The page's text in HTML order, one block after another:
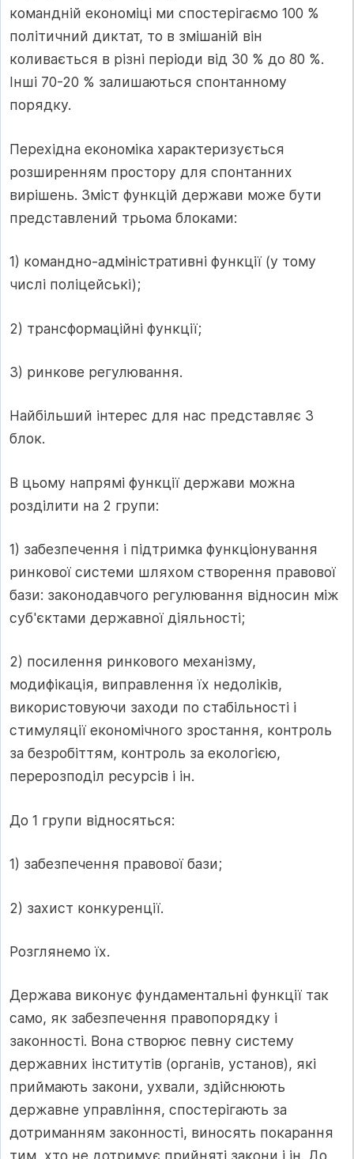
командній економіці ми спостерігаємо 100 %
політичний диктат, то в змішаній він
коливається в різні періоди від 30 % до 80 %.
Інші 70-20 % залишаються спонтанному
порядку.
Перехідна економіка характеризується
розширенням простору для спонтанних
вирішень. Зміст функцій держави може бути
представлений трьома блоками:
1) командно-адміністративні функції (у тому
числі поліцейські);
2) трансформаційні функції;
3) ринкове регулювання.
Найбільший інтерес для нас представляє 3
блок.
В цьому напрямі функції держави можна
розділити на 2 групи:
1) забезпечення і підтримка функціонування
ринкової системи шляхом створення правової
бази: законодавчого регулювання відносин між
суб'єктами державної діяльності;
2) посилення ринкового механізму,
модифікація, виправлення їх недоліків,
використовуючи заходи по стабільності і
стимуляції економічного зростання, контроль
за безробіттям, контроль за екологією,
перерозподіл ресурсів і ін.
До 1 групи відносяться:
1) забезпечення правової бази;
2) захист конкуренції.
Розглянемо їх.
Держава виконує фундаментальні функції так
само, як забезпечення правопорядку і
законності. Вона створює певну систему
державних інститутів (органів, установ), які
приймають закони, ухвали, здійснюють
державне управління, спостерігають за
дотриманням законності, виносять покарання